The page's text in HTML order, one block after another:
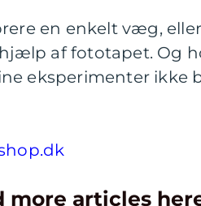
en enkelt væg,
af fototapet. Og
eksperimenter ikke
more articles